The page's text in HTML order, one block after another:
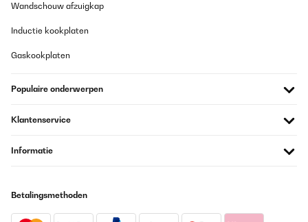
Wandschouw afzuigkap
Inductie kookplaten
Gaskookplaten
Populaire onderwerpen
Klantenservice
Informatie
Betalingsmethoden